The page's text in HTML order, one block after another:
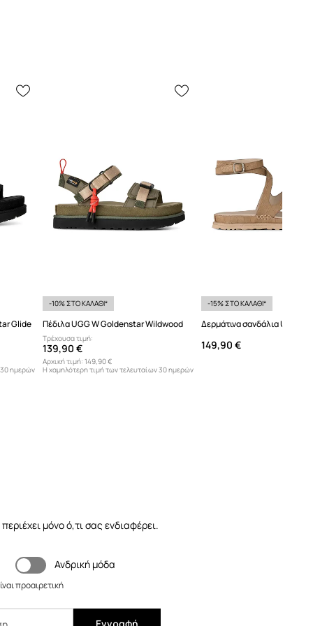
Glide
ημερών
-10% ΣΤΟ ΚΑΛΑΘΙ*
Πέδιλα UGG W Goldenstar Wildwood
Τρέχουσα τιμή:
139,90 €
Αρχική τιμή: 149,90 €
Η χαμηλότερη τιμή των τελευταίων 30 ημερών
-15% ΣΤΟ ΚΑΛΑΘΙ*
149,90 €
μόνο ό,τι σας ενδιαφέρει.
Ανδρική μόδα
προαιρετική